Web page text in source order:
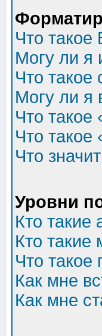
Что такое
Могу ли я
Что такое
Могу ли я
Что
Что
Что
Уровни
Кто такие
Кто такие
Что такое
Как мне
Как мне